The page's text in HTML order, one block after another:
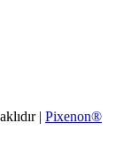
| Pixenon®